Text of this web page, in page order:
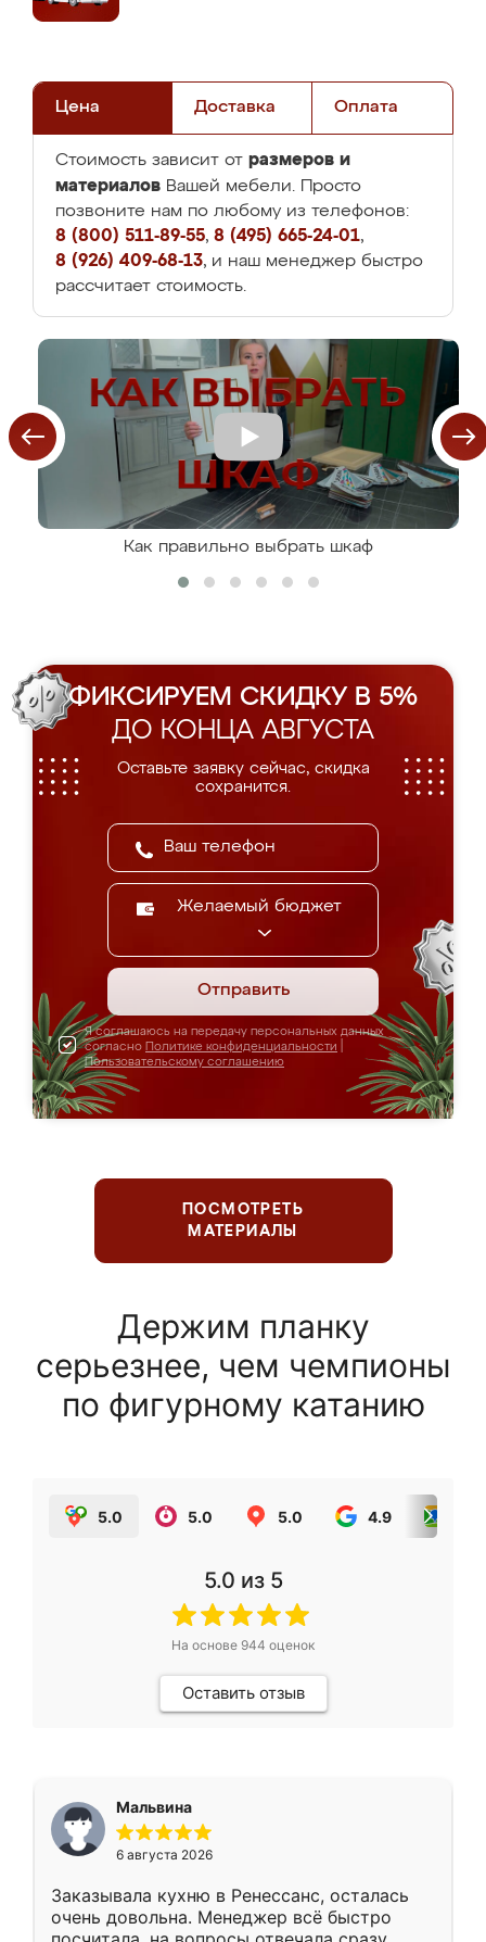
Цена Доставка Оплата
Стоимость зависит от размеров и
материалов Вашей мебели. Просто
позвоните нам по любому из телефонов:
8 (800) 511-89-55, 8 (495) 665-24-01,
8 (926) 409-68-13, и наш менеджер быстро
рассчитает стоимость.
Как правильно выбрать шкаф
ФИКСИРУЕМ СКИДКУ В 5%
ДО КОНЦА АВГУСТА
Оставьте заявку сейчас, скидка
сохранится.
Желаемый бюджет
Отправить
Я соглашаюсь на передачу персональных данных
согласно Политике конфиденциальности
Пользовательскому соглашению
ПОСМОТРЕТЬ
МАТЕРИАЛЫ
Держим планку
серьезнее, чем чемпионы
по фигурному катанию
5.0 5.0 5.0 4.9
5.0 из 5
На основе 944 оценок
Оставить отзыв
Мальвина
6 августа 2026
Заказывала кухню в Ренессанс, осталась
очень довольна. Менеджер всё быстро